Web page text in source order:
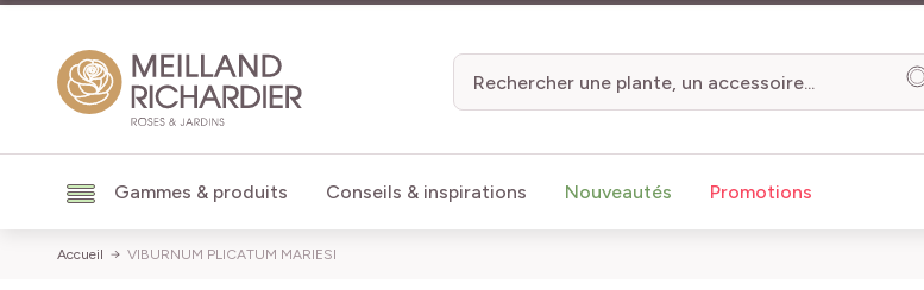
Gammes & produits Conseils & inspirations Nouveautés Promotions
Accueil VIBURNUM PLICATUM MARIESI